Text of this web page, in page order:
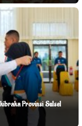
Provinsi Sulsel